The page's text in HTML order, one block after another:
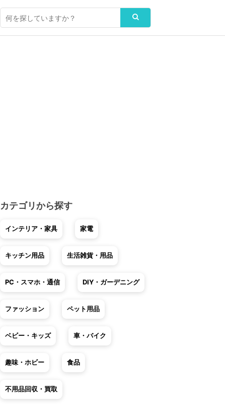
カテゴリから探す
インテリア・家具 家電
キッチン用品 生活雑貨・用品
PC・スマホ・通信 DIY・ガーデニング
ファッション ペット用品
ベビー・キッズ 車・バイク
趣味・ホビー 食品
不用品回収・買取